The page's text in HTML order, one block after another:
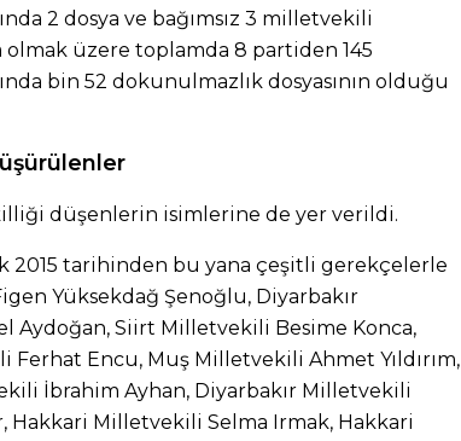
2 dosya ve bağımsız 3 milletvekili
olmak üzere toplamda 8 partiden 145
bin 52 dokunulmazlık dosyasının olduğu
düşenlerin isimlerine de yer verildi.
2015 tarihinden bu yana çeşitli gerekçelerle
Yüksekdağ Şenoğlu, Diyarbakır
Aydoğan, Siirt Milletvekili Besime Konca,
Ferhat Encu, Muş Milletvekili Ahmet Yıldırım,
İbrahim Ayhan, Diyarbakır Milletvekili
Hakkari Milletvekili Selma Irmak, Hakkari